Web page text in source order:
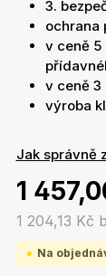
3.
ochrana
v ceně 5
v ceně 3
výroba
Jak správně
1
1 204,13 Kč
Na